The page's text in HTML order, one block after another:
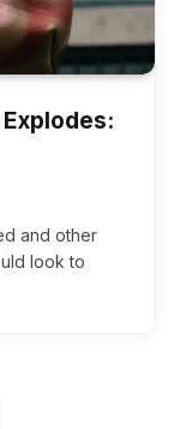
and other
look to